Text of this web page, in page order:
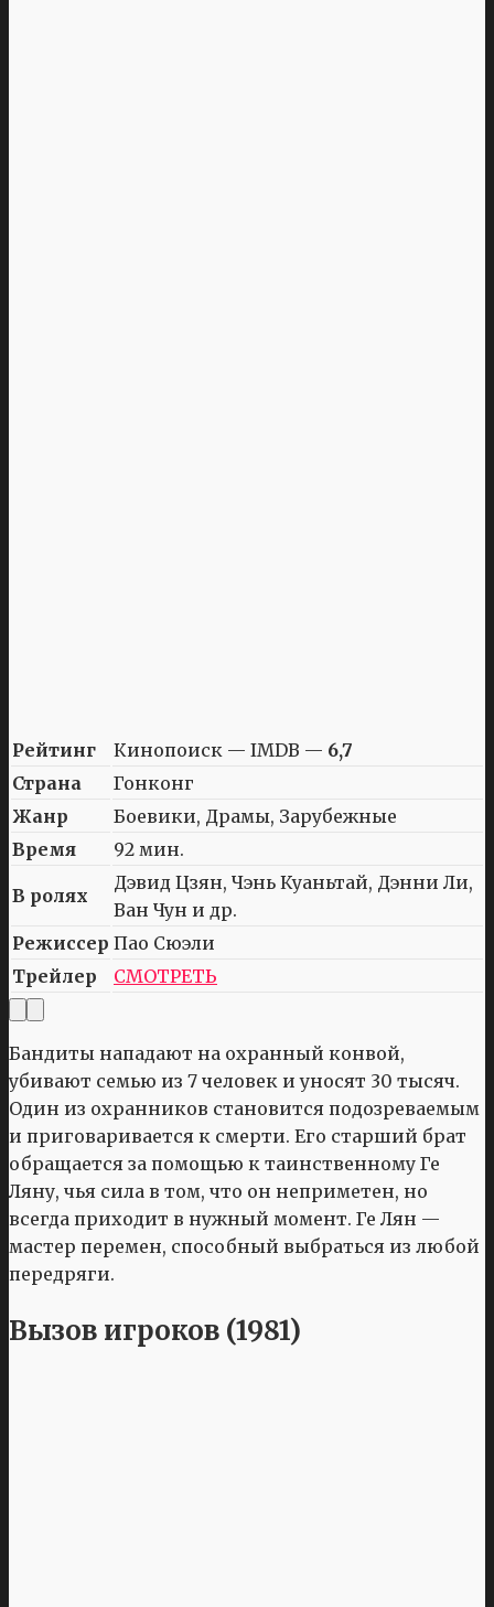
Рейтинг Кинопоиск — IMDB — 6,7
Страна
Гонконг
Жанр
Боевики, Драмы, Зарубежные
Время
92 мин.
В ролях
Дэвид Цзян, Чэнь Куаньтай, Дэнни Ли,
Ван Чун и др.
Режиссер Пао Сюэли
Трейлер
СМОТРЕТЬ
Бандиты нападают на охранный конвой,
убивают семью из 7 человек и уносят 30 тысяч.
Один из охранников становится подозреваемым
и приговаривается к смерти. Его старший брат
обращается за помощью к таинственному Ге
Ляну, чья сила в том, что он неприметен, но
всегда приходит в нужный момент. Ге Лян —
мастер перемен, способный выбраться из любой
передряги.
Вызов игроков (1981)